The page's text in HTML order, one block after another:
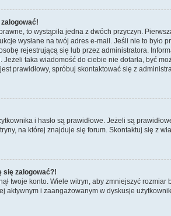
to wystąpiła jedna z dwóch przyczyn.
wysłane na twój adres e-mail. Jeśli nie to było
rejestrującą się lub przez administratora.
taka wiadomość do ciebie nie dotarła, być
prawidłowy, spróbuj skontaktować się z
i hasło są prawidłowe. Jeżeli są
na której znajduje się forum. Skontaktuj się z
się zalogować?!
twoje konto. Wiele witryn, aby zmniejszyć
aktywnym i zaangażowanym w dyskusje